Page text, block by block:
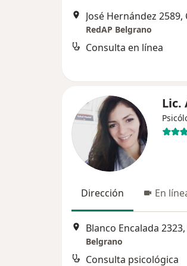
RedAP Belgrano
Consulta en línea
Lic.
Dirección En
Belgrano
Consulta psicológica